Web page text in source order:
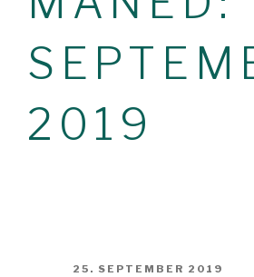
2019
POSTED
25. SEPTEMBER 2019